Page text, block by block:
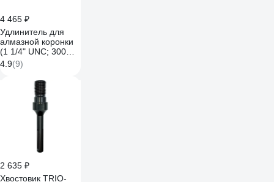
4 465 ₽
Удлинитель для
алмазной коронки
(1 1/4" UNC; 300
мм) D.BOR EFCD-
0300-114
4.9(9)
2 635 ₽
Хвостовик TRIO-